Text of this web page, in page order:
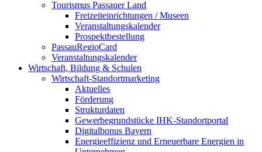
Tourismus Passauer Land
Freizeiteinrichtungen / Museen
Veranstaltungskalender
Prospektbestellung
PassauRegioCard
Veranstaltungskalender
Wirtschaft, Bildung & Schulen
Wirtschaft-Standortmarketing
Aktuelles
Förderung
Strukturdaten
Gewerbegrundstücke IHK-Standortportal
Digitalbonus Bayern
Energieeffizienz und Erneuerbare Energien in